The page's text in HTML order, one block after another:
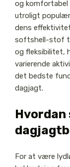
og komfortabel
utroligt
dens
softshell-stof
og fleksibilitet,
varierende
det bedste
dagjagt.
Hvordan
For at være